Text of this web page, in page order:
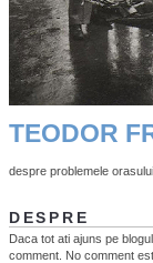
TEODOR
despre problemele orasului
DESPRE
Daca tot ati ajuns pe
comment. No comment